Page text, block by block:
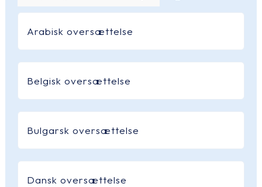
Arabisk oversættelse
Belgisk oversættelse
Bulgarsk oversættelse
Dansk oversættelse